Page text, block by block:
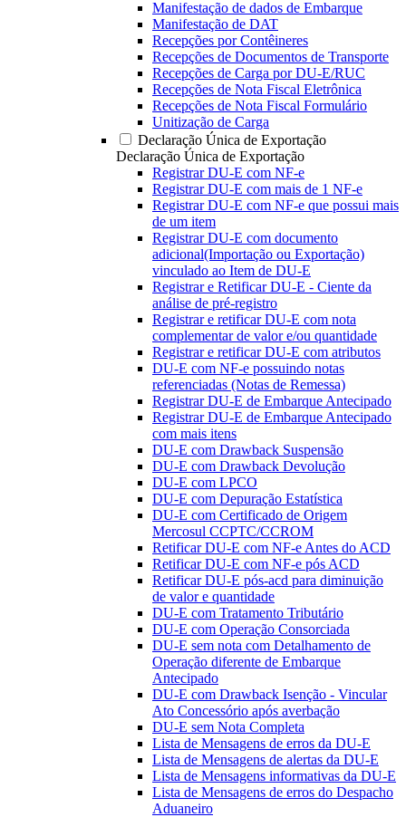
Manifestação de dados de Embarque
Manifestação de DAT
Recepções por Contêineres
Recepções de Documentos de Transporte
Recepções de Carga por DU-E/RUC
Recepções de Nota Fiscal Eletrônica
Recepções de Nota Fiscal Formulário
Unitização de Carga
Declaração Única de Exportação
Declaração Única de Exportação
Registrar DU-E com NF-e
Registrar DU-E com mais de 1 NF-e
Registrar DU-E com NF-e que possui mais
de um item
Registrar DU-E com documento
adicional(Importação ou Exportação)
vinculado ao Item de DU-E
Registrar e Retificar DU-E - Ciente da
análise de pré-registro
Registrar e retificar DU-E com nota
complementar de valor e/ou quantidade
Registrar e retificar DU-E com atributos
DU-E com NF-e possuindo notas
referenciadas (Notas de Remessa)
Registrar DU-E de Embarque Antecipado
Registrar DU-E de Embarque Antecipado
com mais itens
DU-E com Drawback Suspensão
DU-E com Drawback Devolução
DU-E com LPCO
DU-E com Depuração Estatística
DU-E com Certificado de Origem
Mercosul CCPTC/CCROM
Retificar DU-E com NF-e Antes do ACD
Retificar DU-E com NF-e pós ACD
Retificar DU-E pós-acd para diminuição
de valor e quantidade
DU-E com Tratamento Tributário
DU-E com Operação Consorciada
DU-E sem nota com Detalhamento de
Operação diferente de Embarque
Antecipado
DU-E com Drawback Isenção - Vincular
Ato Concessório após averbação
DU-E sem Nota Completa
Lista de Mensagens de erros da DU-E
Lista de Mensagens de alertas da DU-E
Lista de Mensagens informativas da DU-E
Lista de Mensagens de erros do Despacho
Aduaneiro